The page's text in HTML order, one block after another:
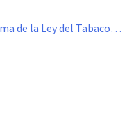
de la Ley del Tabaco…